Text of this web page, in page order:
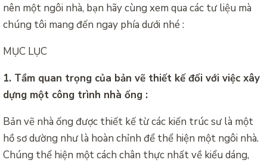
nên một ngôi nhà, bạn hãy cùng xem qua các tư liệu mà
chúng tôi mang đến ngay phía dưới nhé :
MỤC LỤC
1. Tầm quan trọng của bản vẽ thiết kế đối với việc xây
dựng một công trình nhà ống :
Bản vẽ nhà ống được thiết kế từ các kiến trúc sư là một
hồ sơ dường như là hoàn chỉnh để thể hiện một ngôi nhà.
Chúng thể hiện một cách chân thực nhất về kiểu dáng,